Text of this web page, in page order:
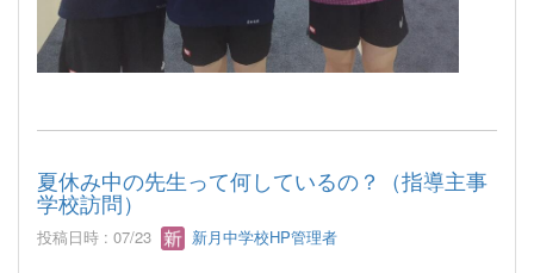
夏休み中の先生って何しているの？（指導主事
学校訪問）
投稿日時 : 07/23 新月中学校HP管理者